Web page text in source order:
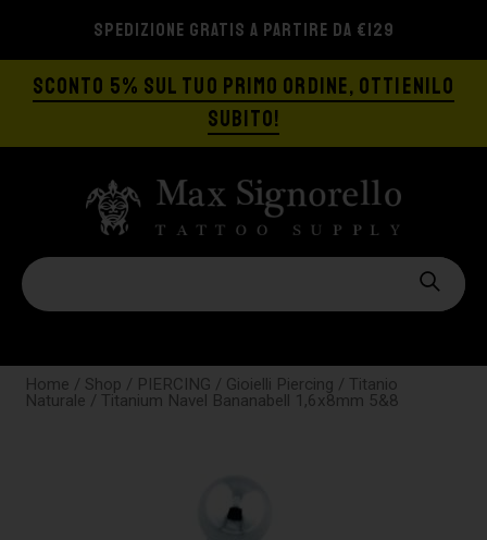
SPEDIZIONE GRATIS A PARTIRE DA €129
SCONTO 5% SUL TUO PRIMO ORDINE, OTTIENILO
SUBITO!
Home / Shop / PIERCING / Gioielli Piercing / Titanio
Naturale / Titanium Navel Bananabell 1,6x8mm 5&8